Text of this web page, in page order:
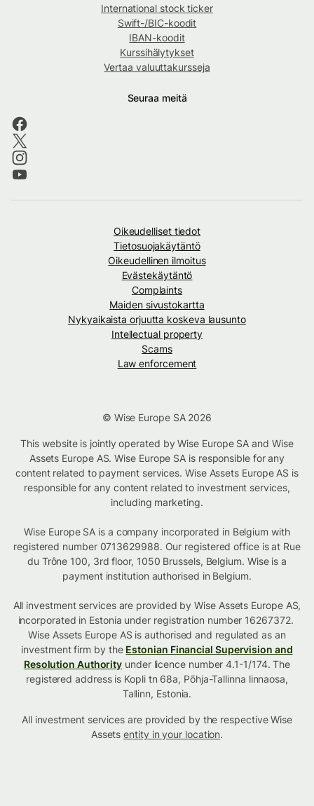
International stock ticker
Swift-/BIC-koodit
IBAN-koodit
Kurssihälytykset
Vertaa valuuttakursseja
Seuraa meitä
Oikeudelliset tiedot
Tietosuojakäytäntö
Oikeudellinen ilmoitus
Evästekäytäntö
Complaints
Maiden sivustokartta
Nykyaikaista orjuutta koskeva lausunto
Intellectual property
Scams
Law enforcement
© Wise Europe SA 2026
This website is jointly operated by Wise Europe SA and Wise
Assets Europe AS. Wise Europe SA is responsible for any
content related to payment services. Wise Assets Europe AS is
responsible for any content related to investment services,
including marketing.
Wise Europe SA is a company incorporated in Belgium with
registered number 0713629988. Our registered office is at Rue
du Trône 100, 3rd floor, 1050 Brussels, Belgium. Wise is a
payment institution authorised in Belgium.
All investment services are provided by Wise Assets Europe AS,
incorporated in Estonia under registration number 16267372.
Wise Assets Europe AS is authorised and regulated as an
investment firm by the Estonian Financial Supervision and
Resolution Authority under licence number 4.1-1/174. The
registered address is Kopli tn 68a, Põhja-Tallinna linnaosa,
Tallinn, Estonia.
All investment services are provided by the respective Wise
Assetsentity in your location.